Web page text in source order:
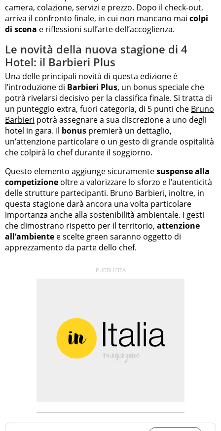
camera, colazione, servizi e prezzo. Dopo il check-out,
arriva il confronto finale, in cui non mancano mai colpi
di scena e riflessioni sull’arte dell’accoglienza.
Le novità della nuova stagione di 4
Hotel: il Barbieri Plus
Una delle principali novità di questa edizione è
l’introduzione di Barbieri Plus, un bonus speciale che
potrà rivelarsi decisivo per la classifica finale. Si tratta di
un punteggio extra, fuori categoria, di 5 punti che Bruno
Barbieri potrà assegnare a sua discrezione a uno degli
hotel in gara. Il bonus premierà un dettaglio,
un’attenzione particolare o un gesto di grande ospitalità
che colpirà lo chef durante il soggiorno.
Questo elemento aggiunge sicuramentesuspense alla
competizione oltre a valorizzare lo sforzo e l’autenticità
delle strutture partecipanti. Bruno Barbieri, inoltre, in
questa stagione darà ancora una volta particolare
importanza anche alla sostenibilità ambientale. I gesti
che dimostrano rispetto per il territorio, attenzione
all’ambiente e scelte green saranno oggetto di
apprezzamento da parte dello chef.